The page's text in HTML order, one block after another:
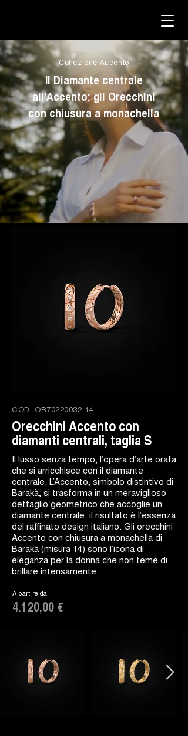
Collezione Accento
Il Diamante centrale
all’Accento: gli Orecchini
con chiusura a monachella
COD. OR70220032 14
Orecchini Accento con
diamanti centrali, taglia S
Il lusso senza tempo, l’opera d’arte orafa
che si arricchisce con il diamante
centrale. L’Accento, simbolo distintivo di
Barakà, si trasforma in un meraviglioso
dettaglio geometrico che accoglie un
diamante centrale: il risultato è l’essenza
del raffinato design italiano. Gli orecchini
Accento con chiusura a monachella di
Barakà (misura 14) sono l’icona di
eleganza per la donna che non teme di
brillare intensamente.
A partire da
4.120,00 €